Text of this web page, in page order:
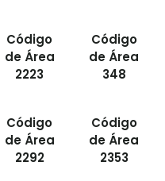
Código
de Área
2223
Código
de Área
348
Código
de Área
2292
Código
de Área
2353